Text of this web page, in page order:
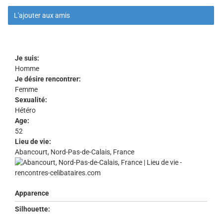
L'ajouter aux amis
Je suis:
Homme
Je désire rencontrer:
Femme
Sexualité:
Hétéro
Age:
52
Lieu de vie:
Abancourt, Nord-Pas-de-Calais, France
Apparence
Silhouette: